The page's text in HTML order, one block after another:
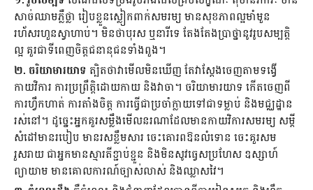
សាច់ឈាមភ្លឺថ្លា រៀបខ្លួនស្លៀកពាក់សមរម្យ មានសុខភាពល្អមាំមួន
រហ័សរហួនស្វាហាប់។ មិនថាបុរស ឬនារីទេ តែងតែងប្រាថ្នានូវរូបសម្បត្តិ
ល្អ គួរជាទីពេញចិត្តជនានុជនទាំងពួង។
២. ចរិយាមារយាទ ត្បិតថាវាមើលមិនឃើញ តែវាស្ដែងចេញតាមទង្វើ
កាយវិការ ការប្រព្រឹត្តិដោយកាយ និងវាចា។ ចរិយាមារយាទ កើតចេញពី
ការហ្វឹកហាត់ ការតាំងចិត្ត ការធ្វើជាប្រចាំក្លាយទៅជាទម្លាប់ និងមជ្ឈដ្ឋាន
រស់នៅ។ ដូច្នេះអ្នកគួរសម្លឹងមើលនរណាដែលមានកាយវិការសមរម្យ សម្ដី
សំដៅមានរបៀប មានរសខ្លឹមសារ ចេះគោរពឱនលំទោន ចេះគួរសម
រួសរាយ ជាអ្នកមានស្មារតីខ្ជាប់ខ្ជួន និងមិនសូវធ្វេសប្រហែស ឧស្សាហ៍
ព្យាយាម មានគោលការណ៍ច្បាស់លាស់ និងឈ្លាសវៃ។